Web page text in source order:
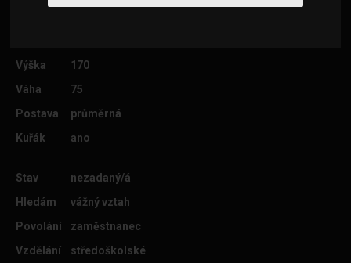
Výška
170
Váha
75
Postava
průměrná
Kuřák
ano
Stav
nezadaný/á
Hledám
vážný vztah
Povolání
zaměstnanec
Vzdělání
středoškolské